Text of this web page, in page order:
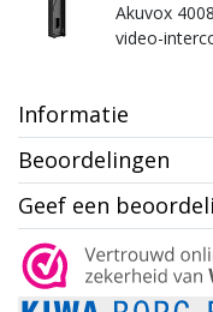
Akuvox
video-
Informatie
Beoordelingen
Geef een